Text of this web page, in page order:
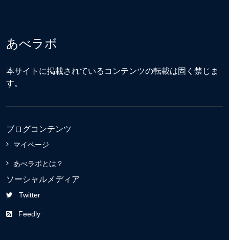
あべラボ
本サイトに掲載されているコンテンツの転載は固く禁じま
す。
ブログコンテンツ
マイページ
あべラボとは？
ソーシャルメディア
Twitter
Feedly